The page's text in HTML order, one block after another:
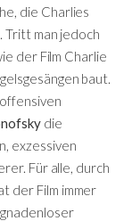
die Charlies
Tritt man jedoch
der Film Charlie
baut.
die
exzessiven
Für alle, durch
der Film immer
gnadenloser